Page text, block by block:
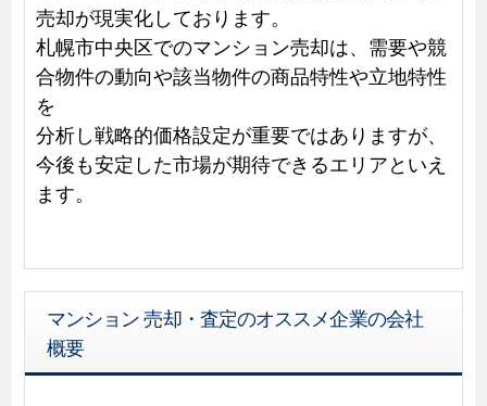
売却が現実化しております。
札幌市中央区でのマンション売却は、需要や競
合物件の動向や該当物件の商品特性や立地特性
を
分析し戦略的価格設定が重要ではありますが、
今後も安定した市場が期待できるエリアといえ
ます。
マンション 売却・査定のオススメ企業の会社
概要